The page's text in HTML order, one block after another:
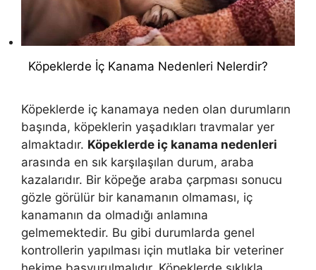
Köpeklerde İç Kanama Nedenleri Nelerdir?
Köpeklerde iç kanamaya neden olan durumların
başında, köpeklerin yaşadıkları travmalar yer
almaktadır. Köpeklerde iç kanama nedenleri
arasında en sık karşılaşılan durum, araba
kazalarıdır. Bir köpeğe araba çarpması sonucu
gözle görülür bir kanamanın olmaması, iç
kanamanın da olmadığı anlamına
gelmemektedir. Bu gibi durumlarda genel
kontrollerin yapılması için mutlaka bir veteriner